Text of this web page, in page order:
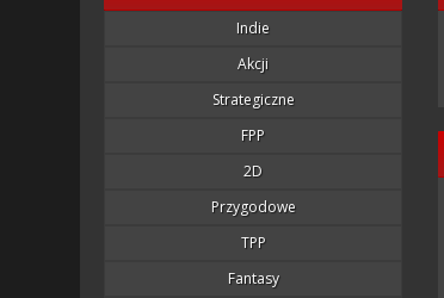
Indie
Akcji
Strategiczne
FPP
2D
Przygodowe
TPP
Fantasy